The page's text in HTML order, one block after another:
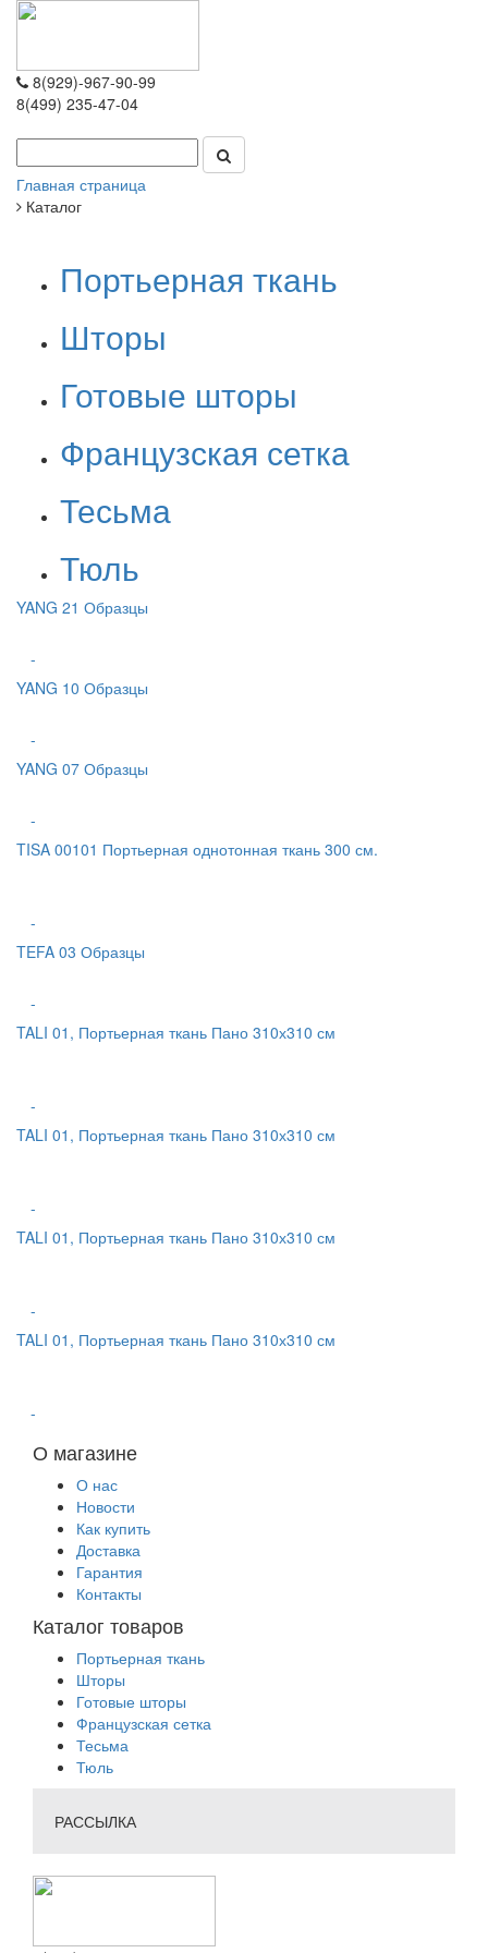
8(929)-967-90-99
8(499) 235-47-04
Главная страница
Каталог
Портьерная ткань
Шторы
Готовые шторы
Французская сетка
Тесьма
Тюль
YANG 21 Образцы
-
YANG 10 Образцы
-
YANG 07 Образцы
-
TISA 00101 Портьерная однотонная ткань 300 см.
-
TEFA 03 Образцы
-
TALI 01, Портьерная ткань Пано 310х310 см
-
TALI 01, Портьерная ткань Пано 310х310 см
-
TALI 01, Портьерная ткань Пано 310х310 см
-
TALI 01, Портьерная ткань Пано 310х310 см
-
О магазине
О нас
Новости
Как купить
Доставка
Гарантия
Контакты
Каталог товаров
Портьерная ткань
Шторы
Готовые шторы
Французская сетка
Тесьма
Тюль
РАССЫЛКА